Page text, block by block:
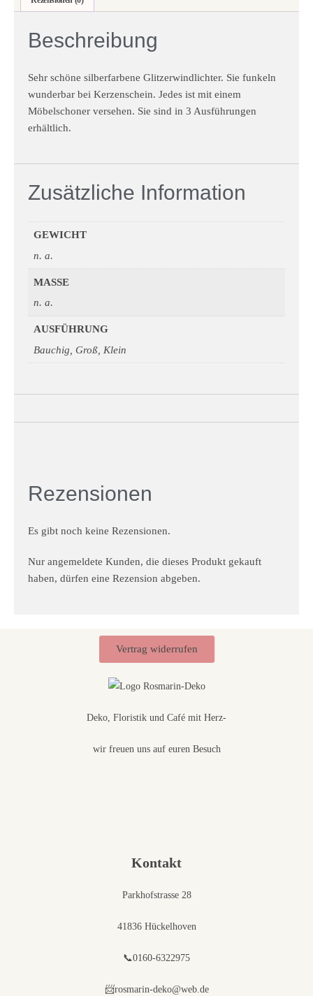
Beschreibung
Sehr schöne silberfarbene Glitzerwindlichter. Sie funkeln
wunderbar bei Kerzenschein. Jedes ist mit einem
Möbelschoner versehen. Sie sind in 3 Ausführungen
erhältlich.
Zusätzliche Information
GEWICHT
n. a.
MASSE
n. a.
AUSFÜHRUNG
Bauchig, Groß, Klein
Rezensionen
Es gibt noch keine Rezensionen.
Nur angemeldete Kunden, die dieses Produkt gekauft
haben, dürfen eine Rezension abgeben.
Vertrag widerrufen
Deko, Floristik und Café mit Herz-
wir freuen uns auf euren Besuch
Kontakt
Parkhofstrasse 28
41836 Hückelhoven
📞0160-6322975
📨rosmarin-deko@web.de